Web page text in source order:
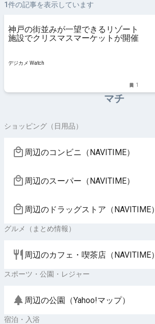
1件の記事を表示しています
神戸の街並みが一望できるリゾート
施設でクリスマスマーケットが開催
デジカメ Watch
1
マチ
ショッピング（日用品）
周辺のコンビニ（NAVITIME）
周辺のスーパー（NAVITIME）
周辺のドラッグストア（NAVITIME）
グルメ（まとめ情報）
周辺のカフェ・喫茶店（NAVITIME）
スポーツ・公園・レジャー
周辺の公園（Yahoo!マップ）
宿泊・入浴